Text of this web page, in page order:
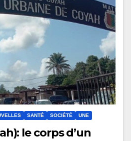
SANTÉ SOCIÉTÉ UNE
le corps d’un